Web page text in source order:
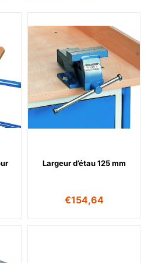
Largeur d’étau 125 mm
€154,64